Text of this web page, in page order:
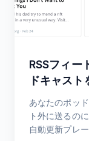
RSSフィー
ドキャス
あなたのポッ
ト外に送るの
自動更新プレ